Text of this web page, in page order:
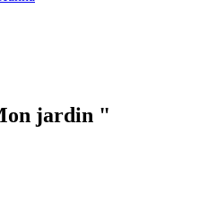
jardin "